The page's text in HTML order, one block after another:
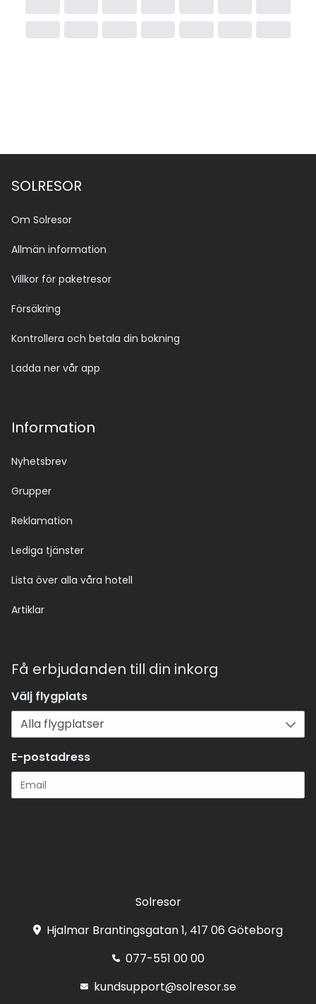
SOLRESOR
Om Solresor
Allmän information
Villkor för paketresor
Försäkring
Kontrollera och betala din bokning
Ladda ner vår app
Information
Nyhetsbrev
Grupper
Reklamation
Lediga tjänster
Lista över alla våra hotell
Artiklar
Få erbjudanden till din inkorg
Välj flygplats
E-postadress
Solresor
Hjalmar Brantingsgatan 1, 417 06 Göteborg
077-551 00 00
kundsupport@solresor.se